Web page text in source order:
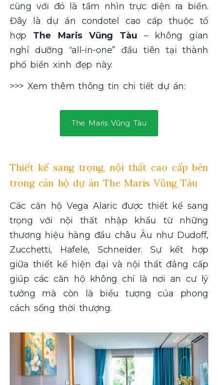
cùng với đó là tầm nhìn trực diện ra biển.
Đây là dự án condotel cao cấp thuộc tổ
hợp The Maris Vũng Tàu – không gian
nghỉ dưỡng “all-in-one” đầu tiên tại thành
phố biển xinh đẹp này.
>>> Xem thêm thông tin chi tiết dự án:
The Maris Vũng Tàu
Thiết kế sang trọng, nội thất cao cấp bên
trong căn hộ dự án The Maris Vũng Tàu
Các căn hộ Vega Alaric được thiết kế sang
trọng với nội thất nhập khẩu từ những
thương hiệu hàng đầu châu Âu như Dudoff,
Zucchetti, Hafele, Schneider. Sự kết hợp
giữa thiết kế hiện đại và nội thất đẳng cấp
giúp các căn hộ không chỉ là nơi an cư lý
tưởng mà còn là biểu tượng của phong
cách sống thời thượng.